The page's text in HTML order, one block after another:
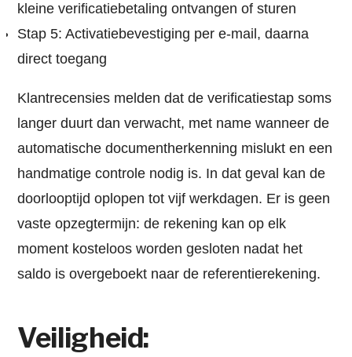
kleine verificatiebetaling ontvangen of sturen
Stap 5: Activatiebevestiging per e-mail, daarna
direct toegang
Klantrecensies melden dat de verificatiestap soms
langer duurt dan verwacht, met name wanneer de
automatische documentherkenning mislukt en een
handmatige controle nodig is. In dat geval kan de
doorlooptijd oplopen tot vijf werkdagen. Er is geen
vaste opzegtermijn: de rekening kan op elk
moment kosteloos worden gesloten nadat het
saldo is overgeboekt naar de referentierekening.
Veiligheid: